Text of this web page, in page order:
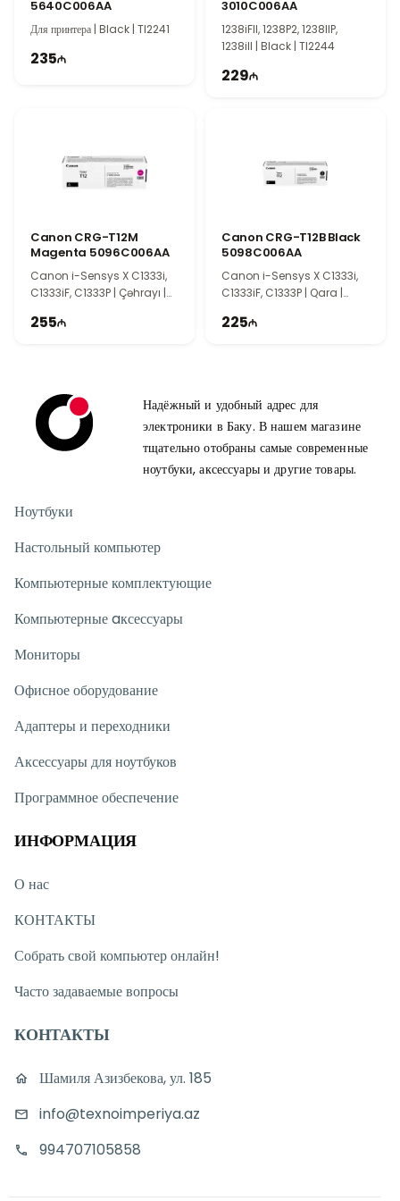
Совместимая модель принтера
Canon XS-20L Square Paper 4119C002AA полностью
совместим с портативным фотопринтером Canon SELPHY
QX-10. Использование оригинальной фотобумаги Canon
5640C006AA
Для принтера | Black | TI2241
235
3010C006AA
1238iFII, 1238P2, 1238IIP,
1238iII | Black | TI2244
229
Canon CRG-T12M
Magenta 5096C006AA
Canon i-Sensys X C1333i,
C1333iF, C1333P | Çəhrayı |
255
Canon CRG-T12B Black
5098C006AA
Canon i-Sensys X C1333i,
C1333iF, C1333P | Qara |
225
Надёжный и удобный адрес для
электроники в Баку. В нашем магазине
тщательно отобраны самые современные
ноутбуки, аксессуары и другие товары.
Ноутбуки
Настольный компьютер
Компьютерные комплектующие
Компьютерные aксессуары
Мониторы
Офисное оборудование
Адаптеры и переходники
Аксессуары для ноутбуков
Программное обеспечение
ИНФОРМАЦИЯ
О нас
КОНТАКТЫ
Собрать свой компьютер онлайн!
Часто задаваемые вопросы
КОНТАКТЫ
Шамиля Азизбекова, ул. 185
info@texnoimperiya.az
994707105858